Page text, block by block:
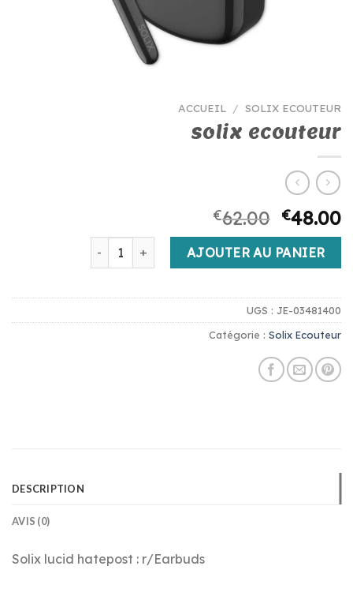
ACCUEIL / SOLIX ECOUTEUR
solix ecouteur
€62.00 €48.00
quantité de solix ecouteurAJOUTER AU PANIER
UGS : JE-03481400
Catégorie : Solix Ecouteur
DESCRIPTION
AVIS (0)
Solix lucid hatepost : r/Earbuds